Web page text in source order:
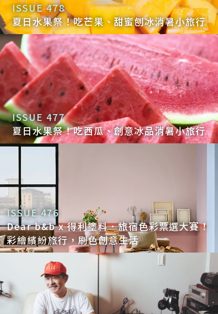
ISSUE 478
夏日水果祭！吃芒果、甜蜜刨冰消暑小旅行
ISSUE 477
夏日水果祭！吃西瓜、創意冰品消暑小旅行
ISSUE 476
Dear b&b x 得利塗料．旅宿色彩票選大賽！
彩繪繽紛旅行，刷色創意生活